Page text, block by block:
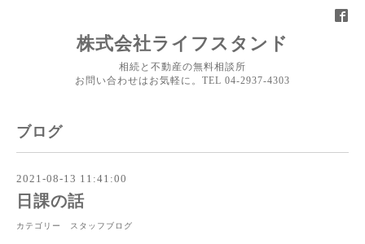
株式会社ライフスタンド
相続と不動産の無料相談所
お問い合わせはお気軽に。TEL 04-2937-4303
ブログ
2021-08-13 11:41:00
日課の話
カテゴリー スタッフブログ